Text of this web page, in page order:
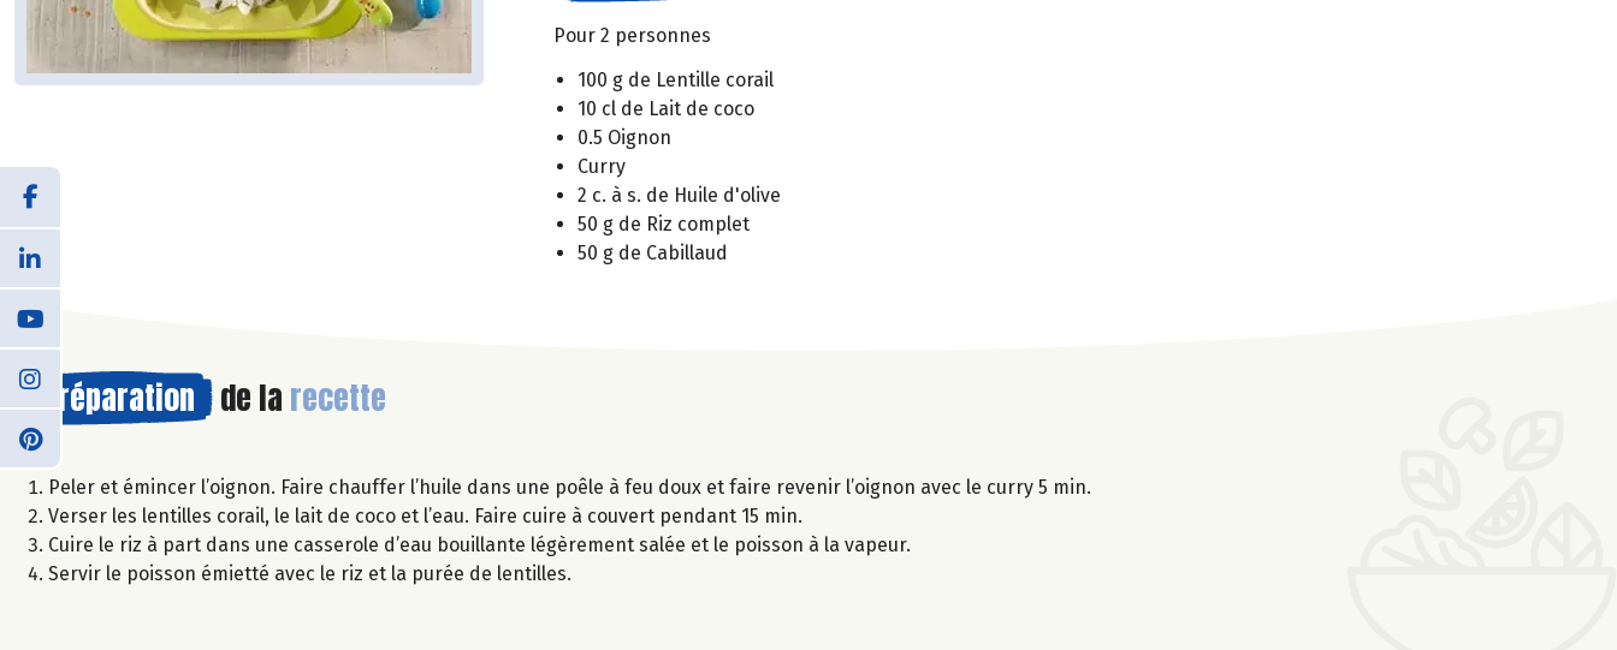
Pour 2 personnes
100 g de Lentille corail
10 cl de Lait de coco
0.5 Oignon
Curry
2 c. à s. de Huile d'olive
50 g de Riz complet
50 g de Cabillaud
Préparation de la recette
Peler et émincer l’oignon. Faire chauffer l’huile dans une poêle à feu doux et faire revenir l’oignon avec le curry 5 min.
Verser les lentilles corail, le lait de coco et l’eau. Faire cuire à couvert pendant 15 min.
Cuire le riz à part dans une casserole d’eau bouillante légèrement salée et le poisson à la vapeur.
Servir le poisson émietté avec le riz et la purée de lentilles.